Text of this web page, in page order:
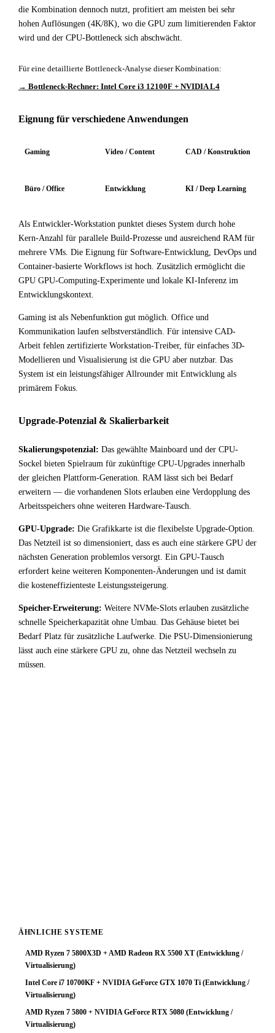
die Kombination dennoch nutzt, profitiert am meisten bei sehr
hohen Auflösungen (4K/8K), wo die GPU zum limitierenden Faktor
wird und der CPU-Bottleneck sich abschwächt.
Für eine detaillierte Bottleneck-Analyse dieser Kombination:
→ Bottleneck-Rechner: Intel Core i3 12100F + NVIDIA L4
Eignung für verschiedene Anwendungen
Gaming Video / Content CAD / Konstruktion
Büro / Office Entwicklung KI / Deep Learning
Als Entwickler-Workstation punktet dieses System durch hohe
Kern-Anzahl für parallele Build-Prozesse und ausreichend RAM für
mehrere VMs. Die Eignung für Software-Entwicklung, DevOps und
Container-basierte Workflows ist hoch. Zusätzlich ermöglicht die
GPU GPU-Computing-Experimente und lokale KI-Inferenz im
Entwicklungskontext.
Gaming ist als Nebenfunktion gut möglich. Office und
Kommunikation laufen selbstverständlich. Für intensive CAD-
Arbeit fehlen zertifizierte Workstation-Treiber, für einfaches 3D-
Modellieren und Visualisierung ist die GPU aber nutzbar. Das
System ist ein leistungsfähiger Allrounder mit Entwicklung als
primärem Fokus.
Upgrade-Potenzial & Skalierbarkeit
Skalierungspotenzial: Das gewählte Mainboard und der CPU-
Sockel bieten Spielraum für zukünftige CPU-Upgrades innerhalb
der gleichen Plattform-Generation. RAM lässt sich bei Bedarf
erweitern — die vorhandenen Slots erlauben eine Verdopplung des
Arbeitsspeichers ohne weiteren Hardware-Tausch.
GPU-Upgrade: Die Grafikkarte ist die flexibelste Upgrade-Option.
Das Netzteil ist so dimensioniert, dass es auch eine stärkere GPU der
nächsten Generation problemlos versorgt. Ein GPU-Tausch
erfordert keine weiteren Komponenten-Änderungen und ist damit
die kosteneffizienteste Leistungssteigerung.
Speicher-Erweiterung: Weitere NVMe-Slots erlauben zusätzliche
schnelle Speicherkapazität ohne Umbau. Das Gehäuse bietet bei
Bedarf Platz für zusätzliche Laufwerke. Die PSU-Dimensionierung
lässt auch eine stärkere GPU zu, ohne das Netzteil wechseln zu
müssen.
ÄHNLICHE SYSTEME
AMD Ryzen 7 5800X3D + AMD Radeon RX 5500 XT (Entwicklung /
Virtualisierung)
Intel Core i7 10700KF + NVIDIA GeForce GTX 1070 Ti (Entwicklung /
Virtualisierung)
AMD Ryzen 7 5800 + NVIDIA GeForce RTX 5080 (Entwicklung /
Virtualisierung)